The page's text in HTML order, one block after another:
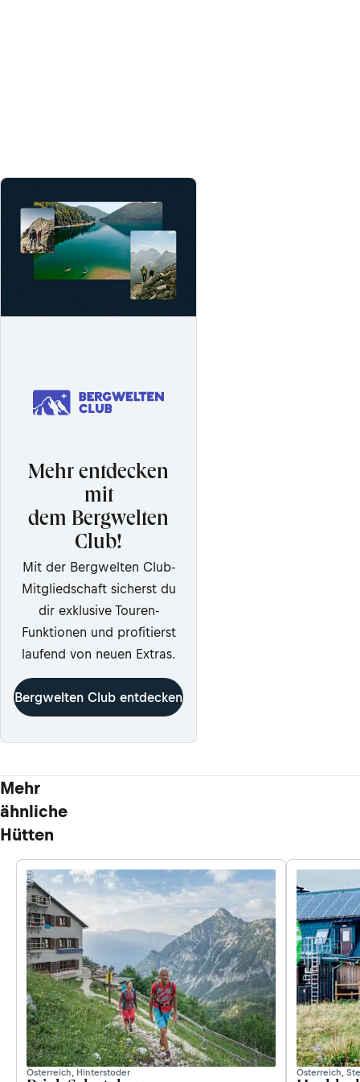
Mehr entdecken
mit
dem Bergwelten
Club!
Mit der Bergwelten Club-
Mitgliedschaft sicherst du
dir exklusive Touren-
Funktionen und profitierst
laufend von neuen Extras.
Bergwelten Club entdecken
Mehr
ähnliche
Hütten
Österreich, Hinterstoder Österreich,